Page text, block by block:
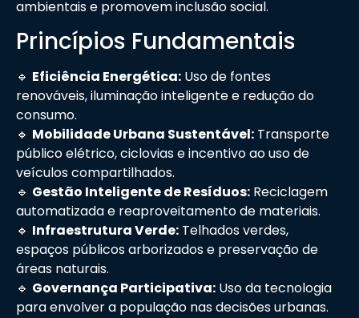
ambientais e promovem inclusão social.
Princípios Fundamentais
🔹 Eficiência Energética: Uso de fontes
renováveis, iluminação inteligente e redução do
consumo.
🔹 Mobilidade Urbana Sustentável: Transporte
público elétrico, ciclovias e incentivo ao uso de
veículos compartilhados.
🔹 Gestão Inteligente de Resíduos: Reciclagem
automatizada e reaproveitamento de materiais.
🔹 Infraestrutura Verde: Telhados verdes,
espaços públicos arborizados e preservação de
áreas naturais.
🔹 Governança Participativa: Uso da tecnologia
para envolver a população nas decisões urbanas.